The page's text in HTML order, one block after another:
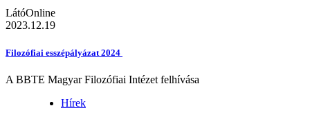
LátóOnline
2023.12.19
Filozófiai esszépályázat 2024
A BBTE Magyar Filozófiai Intézet felhívása
Hírek